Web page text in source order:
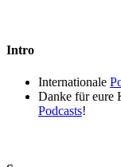
Intro
Internationale
Danke für eure
Podcasts!